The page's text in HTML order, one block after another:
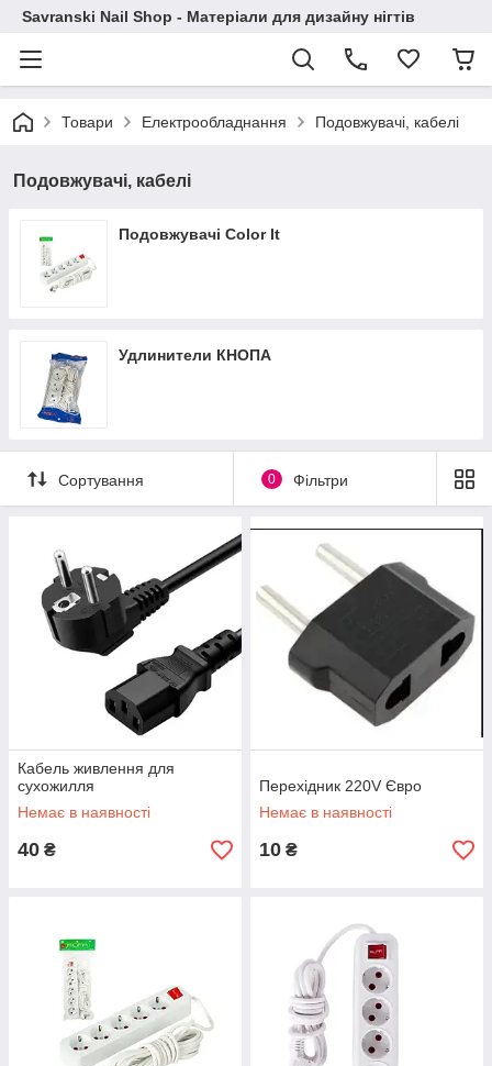
Savranski Nail Shop - Матеріали для дизайну нігтів
Товари Електрообладнання Подовжувачі, кабелі
Подовжувачі, кабелі
Подовжувачі Color It
Удлинители КНОПА
Сортування 0 Фільтри
Кабель живлення для
сухожилля
Немає в наявності
40 ₴
Перехідник 220V Євро
Немає в наявності
10 ₴